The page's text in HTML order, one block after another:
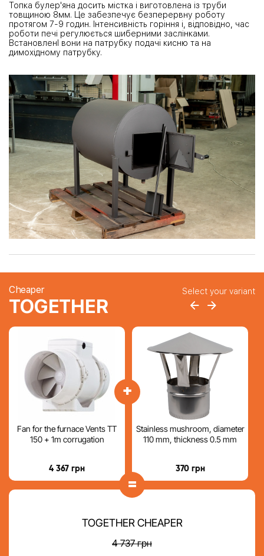
Топка булер'яна досить містка і виготовлена ​​із труби
товщиною 8мм. Це забезпечує безперервну роботу
протягом 7-9 годин. Інтенсивність горіння і, відповідно, час
роботи печі регулюється шиберними заслінками.
ВстановленІ вони на патрубку подачі кисню та на
димохідному патрубку.
Cheaper
TOGETHER
Select your variant
Fan for the furnace Vents TT
150 + 1m corrugation
4 367 грн
Stainless mushroom, diameter
110 mm, thickness 0.5 mm
370грн
+
=
TOGETHER CHEAPER
4 737грн